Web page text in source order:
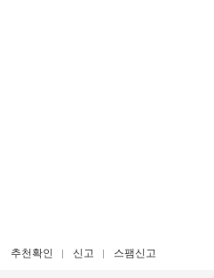
추천확인 신고 스팸신고